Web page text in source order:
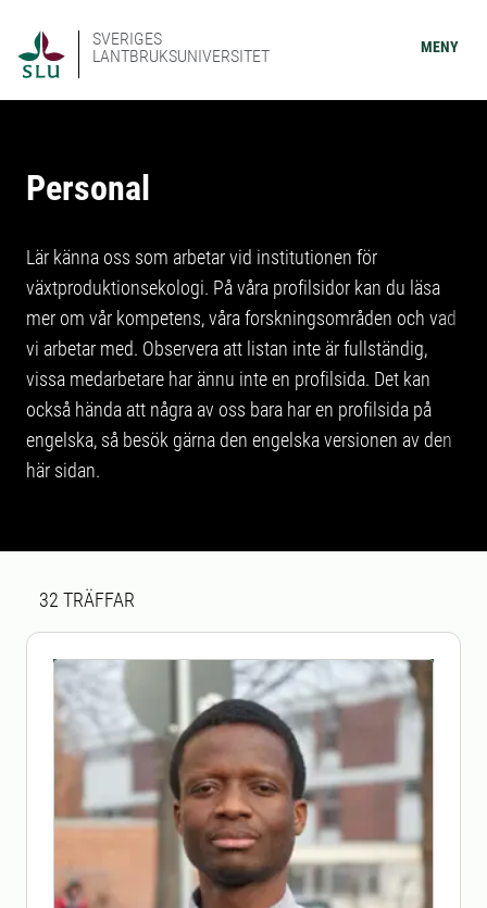
SVERIGES
LANTBRUKSUNIVERSITET
MENY
Personal
Lär känna oss som arbetar vid institutionen för
växtproduktionsekologi. På våra profilsidor kan du läsa
mer om vår kompetens, våra forskningsområden och vad
vi arbetar med. Observera att listan inte är fullständig,
vissa medarbetare har ännu inte en profilsida. Det kan
också hända att några av oss bara har en profilsida på
engelska, så besök gärna den engelska versionen av den
här sidan.
Sökresultat
32 TRÄFFAR